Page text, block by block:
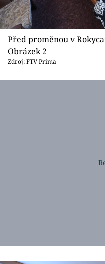
Před proměnou v
Obrázek 2
Zdroj: FTV Prima